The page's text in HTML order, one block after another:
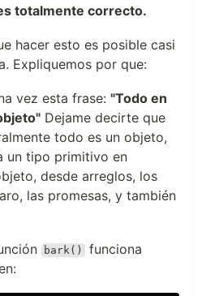
totalmente correcto.
hacer esto es posible casi
Expliquemos por que:
vez esta frase: "Todo en
Dejame decirte que
todo es un objeto,
un tipo primitivo en
desde arreglos, los
las promesas, y también
bark()
funciona